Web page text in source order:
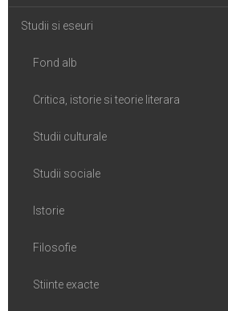
Studii si eseuri
Fond alb
Critica, istorie si teorie literara
Studii culturale
Studii sociale
Istorie
Filosofie
Stiinte exacte